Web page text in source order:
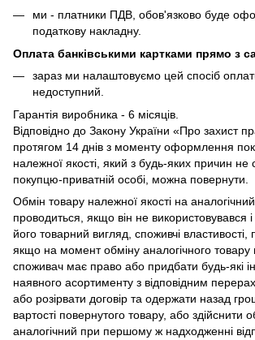
ми - платники ПДВ, обов'язково буде
податкову накладну.
Оплата банківськими картками прямо з
зараз ми налаштовуємо цей спосіб
недоступний.
Гарантія виробника - 6 місяців.
Відповідно до Закону України «Про захист
протягом 14 днів з моменту оформлення
належної якості, який з будь-яких причин не
покупцю-приватній особі, можна повернути.
Обмін товару належної якості на
проводиться, якщо він не використовувався
його товарний вигляд, споживчі
якщо на момент обміну аналогічного
споживач має право або придбати будь-які
наявного асортименту з відповідним
або розірвати договір та одержати назад
вартості повернутого товару, або здійснити
аналогічний при першому ж надходженні